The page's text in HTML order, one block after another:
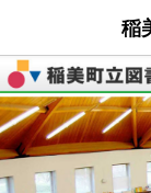
稲